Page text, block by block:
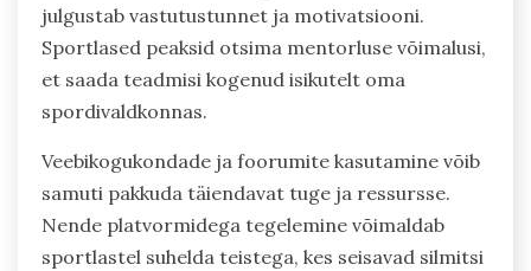
julgustab vastutustunnet ja motivatsiooni.
Sportlased peaksid otsima mentorluse võimalusi,
et saada teadmisi kogenud isikutelt oma
spordivaldkonnas.
Veebikogukondade ja foorumite kasutamine võib
samuti pakkuda täiendavat tuge ja ressursse.
Nende platvormidega tegelemine võimaldab
sportlastel suhelda teistega, kes seisavad silmitsi